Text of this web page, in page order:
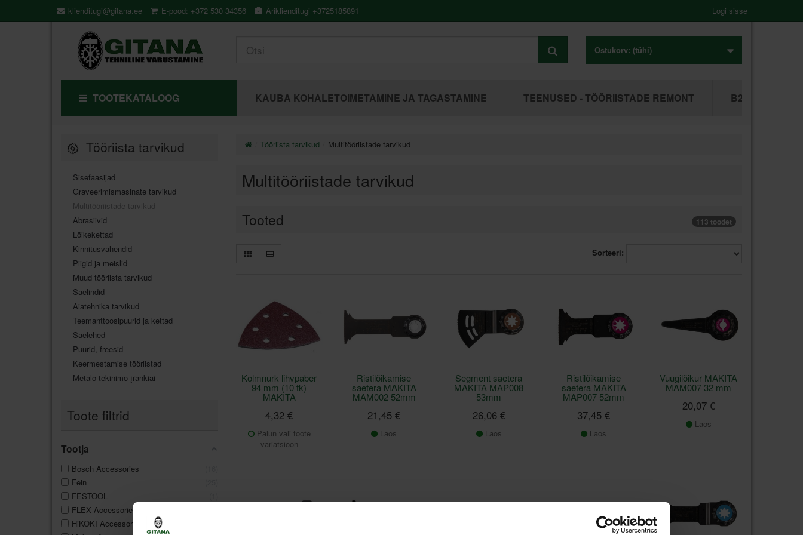
klienditugi@gitana.ee E-pood: +372 530 34356 Äriklienditugi +3725185891 Logi sisse
Ostukorv: (tühi)
TOOTEKATALOOG KAUBA KOHALETOIMETAMINE JA TAGASTAMINE TEENUSED - TÖÖRIISTADE REMONT B2B
Tööriista tarvikud
Sisefaasijad
Graveerimismasinate tarvikud
Multitööriistade tarvikud
Abrasiivid
Lõikekettad
Kinnitusvahendid
Piigid ja meislid
Muud tööriista tarvikud
Saelindid
Aiatehnika tarvikud
Teemanttoosipuurid ja kettad
Saelehed
Puurid, freesid
Keermestamise tööriistad
Metalo tekinimo įrankiai
Toote filtrid
Tootja
Bosch Accessories
Fein
FESTOOL
FLEX Accessories
HiKOKI Accessories
Tööriista tarvikud Multitööriistade tarvikud
Multitööriistade tarvikud
Tooted 113 toodet
Sorteeri:
Kolmnurk lihvpaber
94 mm (10 tk)
MAKITA
4,32 €
Palun vali toote
variatsioon
Ristilõikamise
saetera MAKITA
MAM002 52mm
21,45 €
Laos
Segment saetera
MAKITA MAP008
53mm
26,06 €
Laos
Ristilõikamise
saetera MAKITA
MAP007 52mm
37,45 €
Laos
Vuugilõikur MAKITA
MAM007 32 mm
20,07 €
Laos